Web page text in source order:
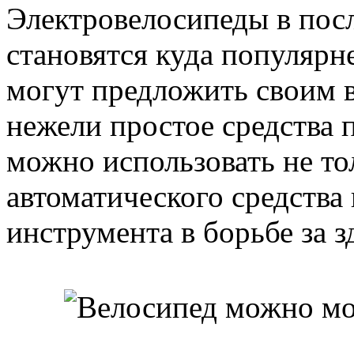
Электровелосипеды в
становятся куда
могут предложить своим
нежели простое
можно использовать не
автоматического
инструмента в борьбе за